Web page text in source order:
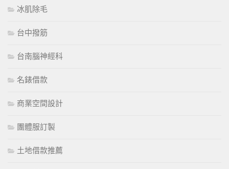
冰肌除毛
台中撥筋
台南腦神經科
名錶借款
商業空間設計
團體服訂製
土地借款推薦